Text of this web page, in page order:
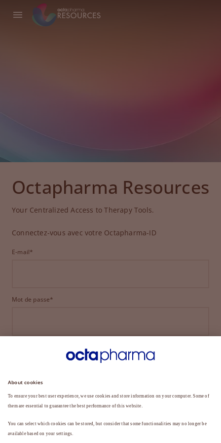
Octapharma Resources
Your Centralized Access to Therapy Tools.
Connectez-vous avec votre Octapharma-ID
E-mail*
Mot de passe*
CONNEXION
MOT DE PASSE OUBLIÉ ?
Vous n'êtes pas encore membre ?